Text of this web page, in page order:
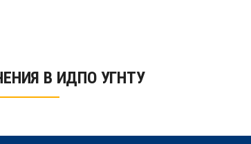
В ИДПО УГНТУ